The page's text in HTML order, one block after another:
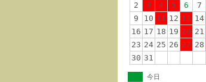
2
3 4 5 6 7
9
10 11 12 13 14
16 17 18 19 20 21
23 24 25 26 27 28
30 31
今日